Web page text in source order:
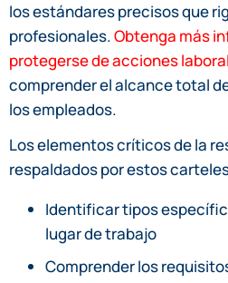
los estándares precisos que
profesionales.Obtenga más
protegerse de acciones
comprender el alcance total
los empleados.
Los elementos críticos de la
respaldados por estos
Identificar tipos
lugar de trabajo
Comprender los